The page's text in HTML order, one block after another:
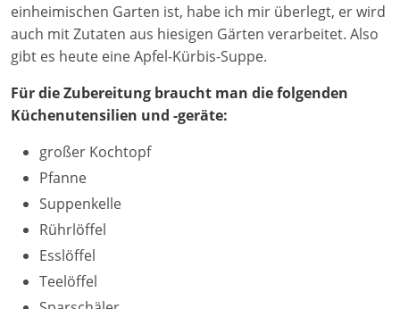
einheimischen Garten ist, habe ich mir überlegt, er wird
auch mit Zutaten aus hiesigen Gärten verarbeitet. Also
gibt es heute eine Apfel-Kürbis-Suppe.
Für die Zubereitung braucht man die folgenden
Küchenutensilien und -geräte:
großer Kochtopf
Pfanne
Suppenkelle
Rührlöffel
Esslöffel
Teelöffel